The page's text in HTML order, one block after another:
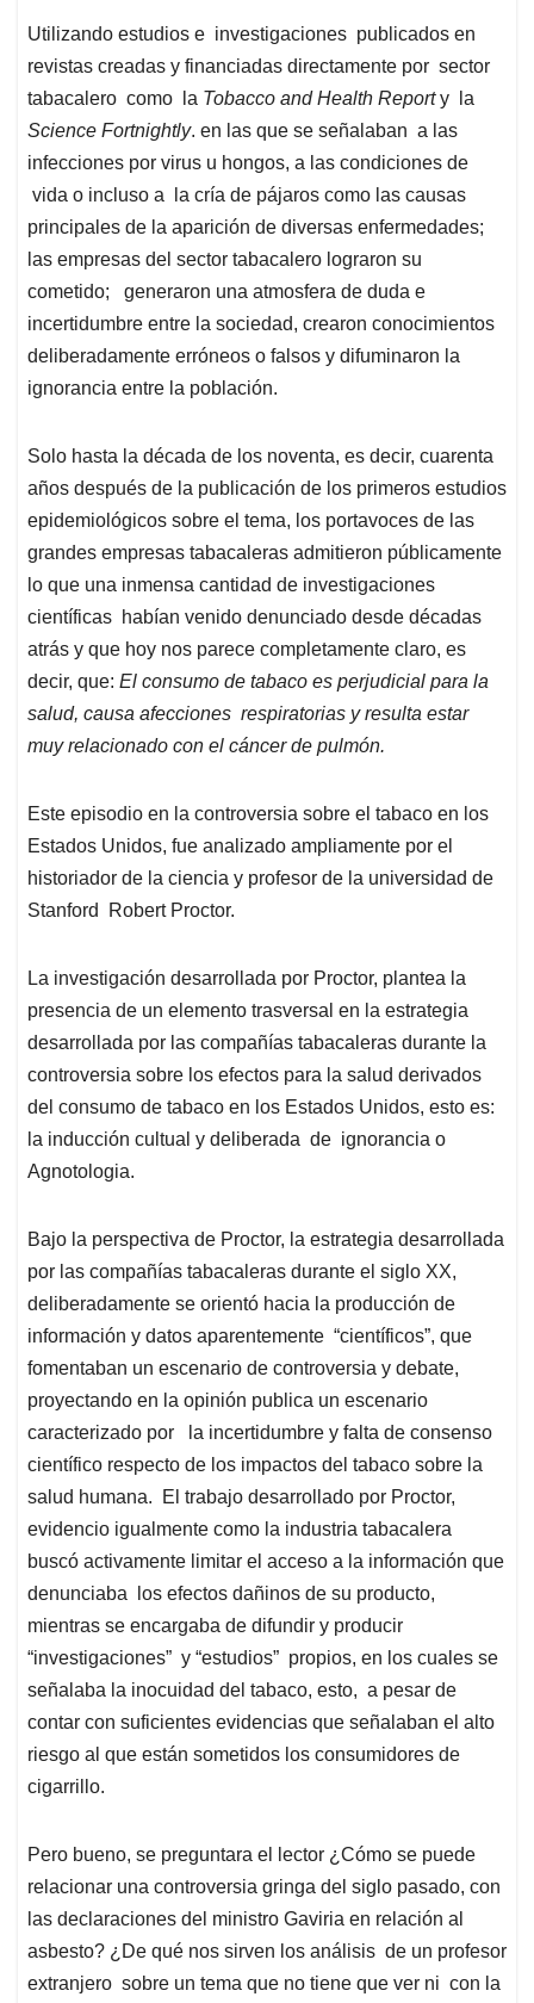
Utilizando estudios e investigaciones publicados en
revistas creadas y financiadas directamente por sector
tabacalero como la Tobacco and Health Reporty la
Science Fortnightly. en las que se señalaban a las
infecciones por virus u hongos, a las condiciones de
vida o incluso a la cría de pájaros como las causas
principales de la aparición de diversas enfermedades;
las empresas del sector tabacalero lograron su
cometido; generaron una atmosfera de duda e
incertidumbre entre la sociedad, crearon conocimientos
deliberadamente erróneos o falsos y difuminaron la
ignorancia entre la población.
Solo hasta la década de los noventa, es decir, cuarenta
años después de la publicación de los primeros estudios
epidemiológicos sobre el tema, los portavoces de las
grandes empresas tabacaleras admitieron públicamente
lo que una inmensa cantidad de investigaciones
científicas habían venido denunciado desde décadas
atrás y que hoy nos parece completamente claro, es
decir, que: El consumo de tabaco es perjudicial para la
salud, causa afecciones respiratorias y resulta estar
muy relacionado con el cáncer de pulmón.
Este episodio en la controversia sobre el tabaco en los
Estados Unidos, fue analizado ampliamente por el
historiador de la ciencia y profesor de la universidad de
Stanford Robert Proctor.
La investigación desarrollada por Proctor, plantea la
presencia de un elemento trasversal en la estrategia
desarrollada por las compañías tabacaleras durante la
controversia sobre los efectos para la salud derivados
del consumo de tabaco en los Estados Unidos, esto es:
la inducción cultual y deliberada de ignorancia o
Agnotologia.
Bajo la perspectiva de Proctor, la estrategia desarrollada
por las compañías tabacaleras durante el siglo XX,
deliberadamente se orientó hacia la producción de
información y datos aparentemente “científicos”, que
fomentaban un escenario de controversia y debate,
proyectando en la opinión publica un escenario
caracterizado por la incertidumbre y falta de consenso
científico respecto de los impactos del tabaco sobre la
salud humana. El trabajo desarrollado por Proctor,
evidencio igualmente como la industria tabacalera
buscó activamente limitar el acceso a la información que
denunciaba los efectos dañinos de su producto,
mientras se encargaba de difundir y producir
“investigaciones” y “estudios” propios, en los cuales se
señalaba la inocuidad del tabaco, esto, a pesar de
contar con suficientes evidencias que señalaban el alto
riesgo al que están sometidos los consumidores de
cigarrillo.
Pero bueno, se preguntara el lector ¿Cómo se puede
relacionar una controversia gringa del siglo pasado, con
las declaraciones del ministro Gaviria en relación al
asbesto? ¿De qué nos sirven los análisis de un profesor
extranjero sobre un tema que no tiene que ver ni con la